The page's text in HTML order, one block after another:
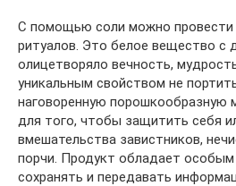
С помощью соли можно провести
ритуалов. Это белое вещество с
олицетворяло вечность,
уникальным свойством не
наговоренную порошкообразную
для того, чтобы защитить себя
вмешательства завистников,
порчи. Продукт обладает
сохранять и передавать